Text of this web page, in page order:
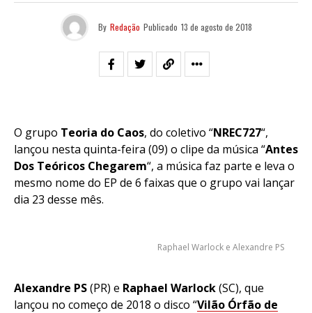
By Redação Publicado 13 de agosto de 2018
O grupo Teoria do Caos, do coletivo “NREC727“,
lançou nesta quinta-feira (09) o clipe da música “Antes
Dos Teóricos Chegarem“, a música faz parte e leva o
mesmo nome do EP de 6 faixas que o grupo vai lançar
dia 23 desse mês.
Raphael Warlock e Alexandre PS
Alexandre PS(PR) e Raphael Warlock(SC), que
lançou no começo de 2018 o disco “Vilão Órfão de